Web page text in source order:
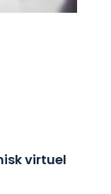
virtuel